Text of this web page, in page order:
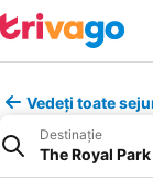
Vedeți toate
Destinație
The Royal